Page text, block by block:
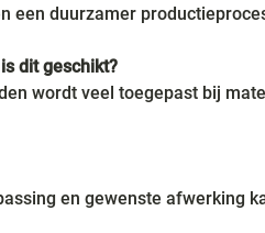
een duurzamer
dit geschikt?
wordt veel toegepast bij
en gewenste afwerking